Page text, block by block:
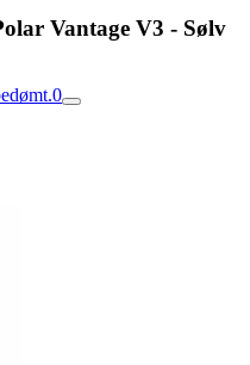
Vantage V3 - Sølv
0